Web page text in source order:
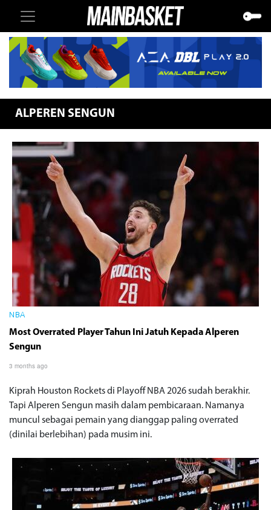
ALPEREN SENGUN
NBA
Most Overrated Player Tahun Ini Jatuh Kepada Alperen
Sengun
3 months ago
Kiprah Houston Rockets di Playoff NBA 2026 sudah berakhir.
Tapi Alperen Sengun masih dalam pembicaraan. Namanya
muncul sebagai pemain yang dianggap paling overrated
(dinilai berlebihan) pada musim ini.